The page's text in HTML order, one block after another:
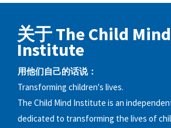
关于 The Child Mind
Institute
用他们自己的话说：
Transforming children's lives.
The Child Mind Institute is an
dedicated to transforming the lives of